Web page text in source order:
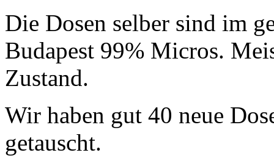
Die Dosen selber sind im
Budapest 99% Micros.
Zustand.
Wir haben gut 40 neue
getauscht.